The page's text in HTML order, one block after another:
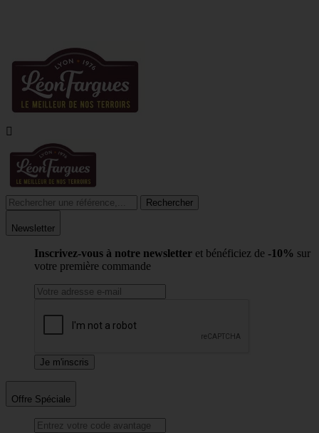

Rechercher
Newsletter
Inscrivez-vous à notre newsletter et bénéficiez de -10% sur
votre première commande
Offre Spéciale